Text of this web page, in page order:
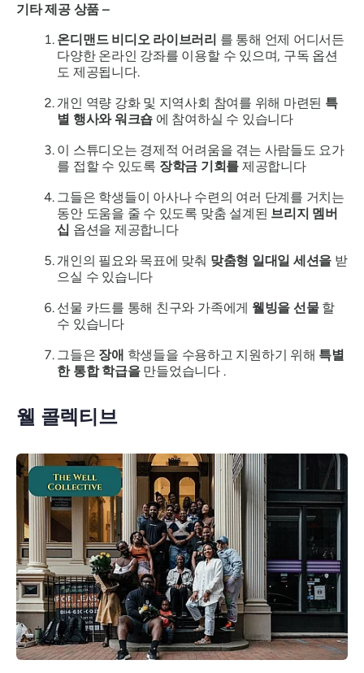
기타 제공 상품 –
온디맨드 비디오 라이브러리 를 통해 언제 어디서든
다양한 온라인 강좌를 이용할 수 있으며, 구독 옵션
도 제공됩니다.
개인 역량 강화 및 지역사회 참여를 위해 마련된 특
별 행사와 워크숍 에 참여하실 수 있습니다
이 스튜디오는 경제적 어려움을 겪는 사람들도 요가
를 접할 수 있도록 장학금 기회를 제공합니다
그들은 학생들이 아사나 수련의 여러 단계를 거치는
동안 도움을 줄 수 있도록 맞춤 설계된 브리지 멤버
십 옵션을 제공합니다
개인의 필요와 목표에 맞춰 맞춤형 일대일 세션을 받
으실 수 있습니다
선물 카드를 통해 친구와 가족에게 웰빙을 선물 할
수 있습니다
그들은 장애 학생들을 수용하고 지원하기 위해 특별
한 통합 학급을만들었습니다 .
웰 콜렉티브